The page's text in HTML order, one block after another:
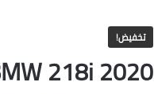
تخفيض!
218i 2020